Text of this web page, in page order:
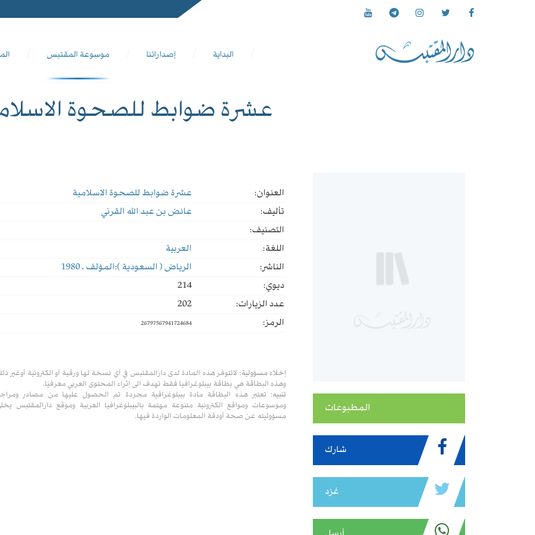
البداية إصداراتنا موسوعة المقتبس
عشرة ضوابط للصحوة
المطبوعات
شارك
غرّد
العنوان:
عشرة ضوابط للصحوة الاسلامية
تأليف:
عائض بن عبد الله القرني
التصنيف:
اللغة:
العربية
الناشر:
الرياض ( السعودية ):المؤلف ، 1980
ديوي:
214
عدد الزيارات:
202
الرمز:
26797567941724684
إخلاء مسؤولية: لاتتوفر هذه المادة لدى دارالمقتبس في أي نسخة لها ورقية أو الكترونية أوغير
وهذه البطاقة هي بطاقة بيبلوغرافيا فقط تهدف الى إثراء المحتوى العربي معرفيًا.
تنبيه: تعتبر هذه البطاقة مادة بيبلوغرافية مجردة تم الحصول عليها من مصادر
وموسوعات ومواقع الكترونية متنوعة مهتمة بالبيبلوغرافيا العربية وموقع دارالمقتبس
مسؤوليته عن صحة أودقة المعلومات الواردة فيها.